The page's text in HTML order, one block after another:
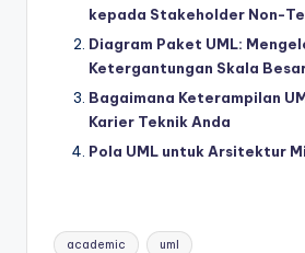
kepada Stakeholder Non-
Diagram Paket UML:
Ketergantungan Skala
Bagaimana Keterampilan
Karier Teknik Anda
Pola UML untuk Arsitektur
Tags:
academic uml